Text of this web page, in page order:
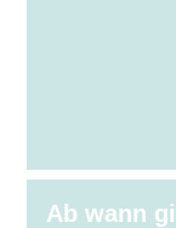
Ab wann